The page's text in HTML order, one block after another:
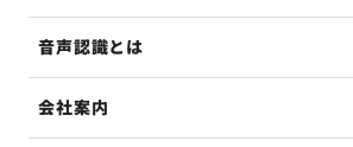
音声認識とは
会社案内